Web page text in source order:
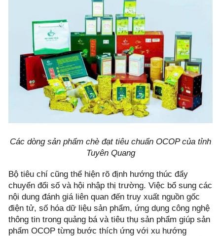
Các dòng sản phẩm chè đạt tiêu chuẩn OCOP của tỉnh
Tuyên Quang
Bộ tiêu chí cũng thể hiện rõ định hướng thúc đẩy
chuyển đổi số và hội nhập thị trường. Việc bổ sung các
nội dung đánh giá liên quan đến truy xuất nguồn gốc
điện tử, số hóa dữ liệu sản phẩm, ứng dụng công nghệ
thông tin trong quảng bá và tiêu thụ sản phẩm giúp sản
phẩm OCOP từng bước thích ứng với xu hướng